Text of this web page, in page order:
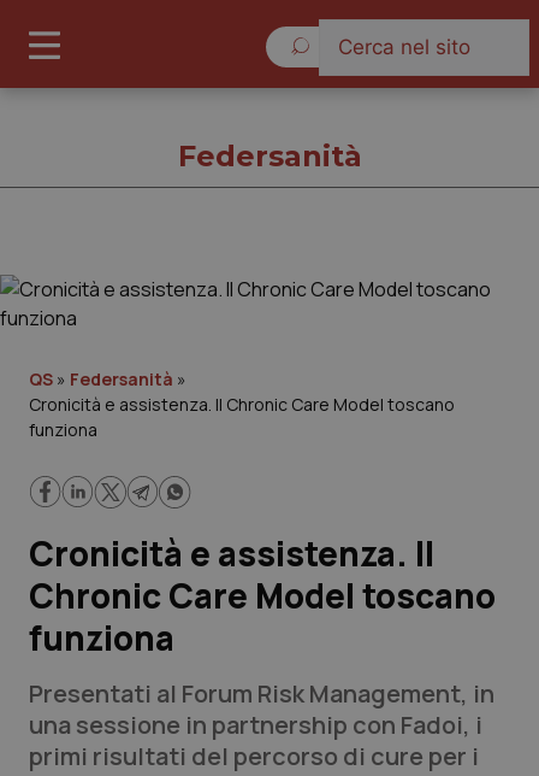
Governo e Parlamento
Regioni e Asl
Lavoro e Professioni
Scienza e Farmaci
Studi e Analisi
Lettere al direttore
Federsanità
QS » Federsanità »
Cronicità e assistenza. Il Chronic Care Model toscano
funziona
Cronicità e assistenza. Il
Chronic Care Model toscano
funziona
Presentati al Forum Risk Management, in
una sessione in partnership con Fadoi, i
primi risultati del percorso di cure per i